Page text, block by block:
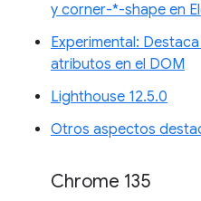
y corner-*-shape en
Experimental:
atributos en el DOM
Lighthouse 12.5.0
Otros aspectos
Chrome 135